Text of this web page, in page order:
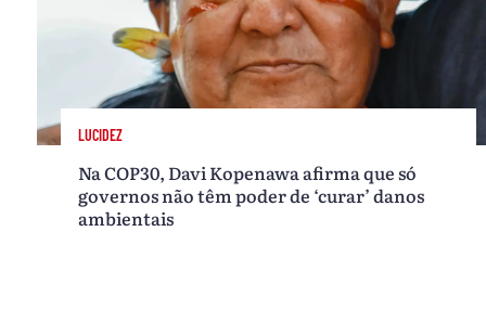
LUCIDEZ
Na COP30, Davi Kopenawa afirma que só
governos não têm poder de ‘curar’ danos
ambientais